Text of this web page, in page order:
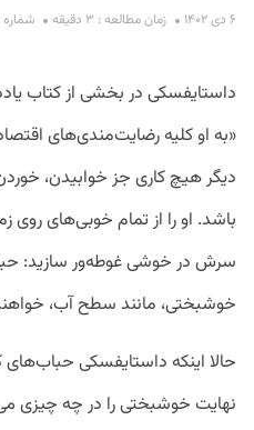
۶ دی ۱۴۰۲ زمان مطالعه : ۳ دقیقه شماره ۱۱۹
داستایفسکی در بخشی از کتاب
«به او کلیه رضایت‌مندی‌های
دیگر هیچ کاری جز خوابیدن،
باشد. او را از تمام خوبی‌های روی
سرش در خوشی غوطه‌ور سازید:
خوشبختی، مانند سطح آب،
حالا اینکه داستایفسکی
نهایت خوشبختی را در چه چیزی